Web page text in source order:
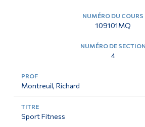
109101MQ
4
Montreuil, Richard
Sport Fitness
Programmes
Formation